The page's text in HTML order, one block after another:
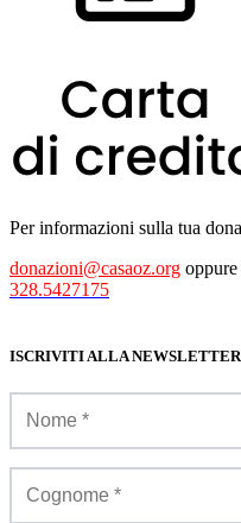
Per informazioni sulla tua
donazioni@casaoz.org
328.5427175
ISCRIVITI ALLA NEWSLETTER